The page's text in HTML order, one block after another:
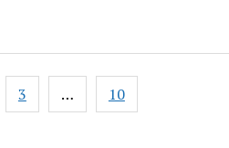
3 … 10